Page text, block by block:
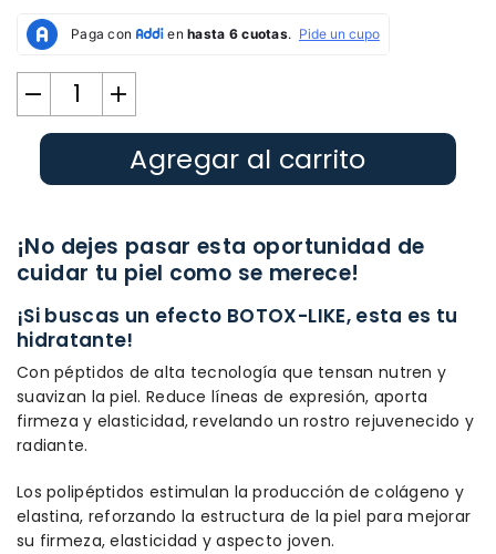
Agregar al carrito
¡No dejes pasar esta oportunidad de
cuidar tu piel como se merece!
¡Si buscas un efecto BOTOX-LIKE, esta es tu
hidratante!
Con péptidos de alta tecnología que tensan nutren y
suavizan la piel. Reduce líneas de expresión, aporta
firmeza y elasticidad, revelando un rostro rejuvenecido y
radiante.
Los polipéptidos estimulan la producción de colágeno y
elastina, reforzando la estructura de la piel para mejorar
su firmeza, elasticidad y aspecto joven.